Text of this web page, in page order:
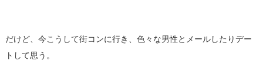
だけど、今こうして街コンに行き、 色々な男性とメールしたりデー
トして思う。